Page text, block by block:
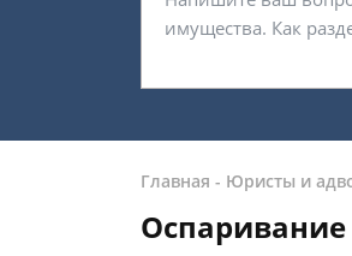
Главная - Юристы и
Оспаривание